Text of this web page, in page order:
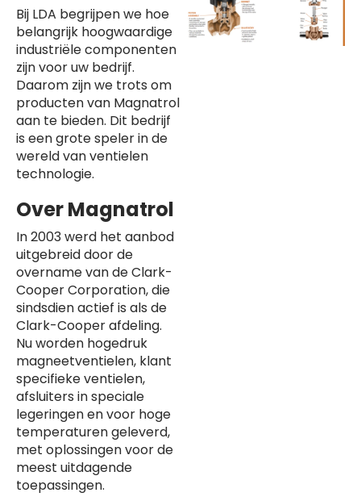
Bij LDA begrijpen we hoe
belangrijk hoogwaardige
industriële componenten
zijn voor uw bedrijf.
Daarom zijn we trots om
producten van Magnatrol
aan te bieden. Dit bedrijf
is een grote speler in de
wereld van ventielen
technologie.
Over Magnatrol
In 2003 werd het aanbod
uitgebreid door de
overname van de Clark-
Cooper Corporation, die
sindsdien actief is als de
Clark-Cooper afdeling.
Nu worden hogedruk
magneetventielen, klant
specifieke ventielen,
afsluiters in speciale
legeringen en voor hoge
temperaturen geleverd,
met oplossingen voor de
meest uitdagende
toepassingen.